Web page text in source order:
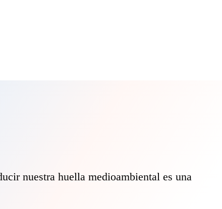
nuestra huella medioambiental es una